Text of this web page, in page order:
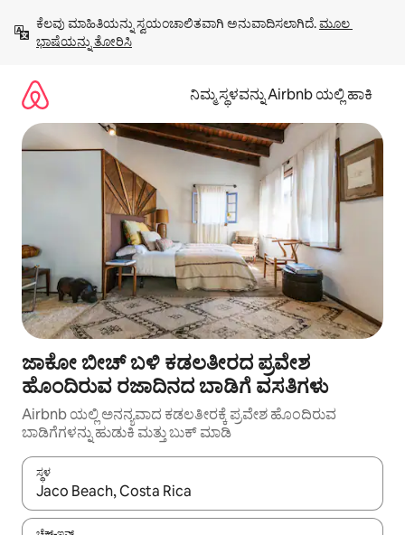
ಹೋಗಿ
ಕೆಲವು ಮಾಹಿತಿಯನ್ನು ಸ್ವಯಂಚಾಲಿತವಾಗಿ ಅನುವಾದಿಸಲಾಗಿದೆ. ಮೂಲ
ಭಾಷೆಯನ್ನು ತೋರಿಸಿ
ನಿಮ್ಮ ಸ್ಥಳವನ್ನು Airbnb ಯಲ್ಲಿ ಹಾಕಿ
ಜಾಕೋ ಬೀಚ್ ಬಳಿ ಕಡಲತೀರದ ಪ್ರವೇಶ
ಹೊಂದಿರುವ ರಜಾದಿನದ ಬಾಡಿಗೆ ವಸತಿಗಳು
Airbnb ಯಲ್ಲಿ ಅನನ್ಯವಾದ ಕಡಲತೀರಕ್ಕೆ ಪ್ರವೇಶ ಹೊಂದಿರುವ
ಬಾಡಿಗೆಗಳನ್ನು ಹುಡುಕಿ ಮತ್ತು ಬುಕ್ ಮಾಡಿ
ಸ್ಥಳ
ಫಲಿತಾಂಶಗಳು ಲಭ್ಯವಿರುವಾಗ, ಅಪ್ ಮತ್ತು ಡೌನ್ ಬಾಣದ ಕೀಲಿಗಳೊಂದಿಗೆ